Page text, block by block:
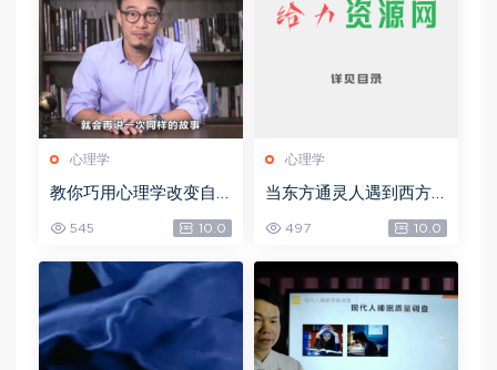
心理学
教你巧用心理学改变自
己的7大习惯，网盘下载
(2.31G)
545 10.0
心理学
当东方通灵人遇到西方
塔罗牌占卜师：心理、
宗教与通灵的20个密契
经验，网盘下载(166.97
M)
497 10.0